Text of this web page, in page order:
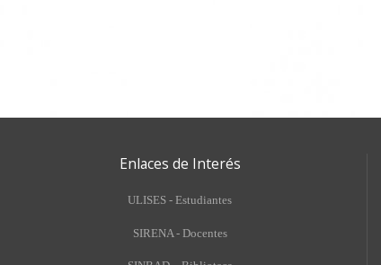
Enlaces de Interés
ULISES - Estudiantes
SIRENA - Docentes